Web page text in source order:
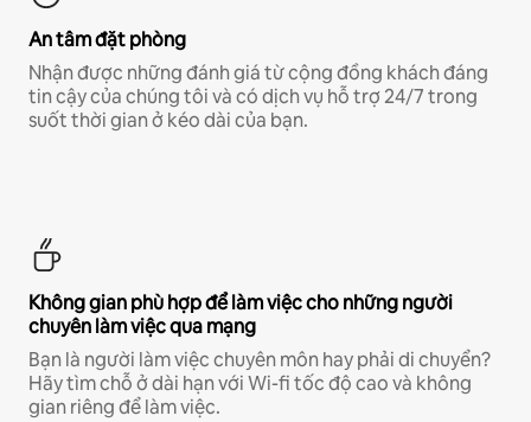
An tâm đặt phòng
Nhận được những đánh giá từ cộng đồng khách đáng
tin cậy của chúng tôi và có dịch vụ hỗ trợ 24/7 trong
suốt thời gian ở kéo dài của bạn.
Không gian phù hợp để làm việc cho những người
chuyên làm việc qua mạng
Bạn là người làm việc chuyên môn hay phải di chuyển?
Hãy tìm chỗ ở dài hạn với Wi-fi tốc độ cao và không
gian riêng để làm việc.